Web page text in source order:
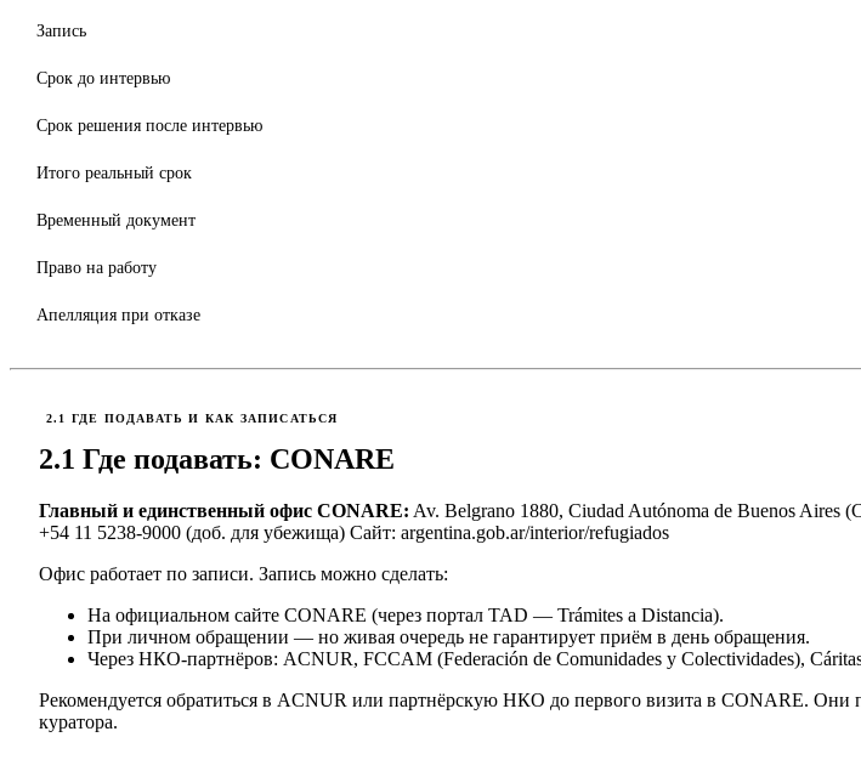
Запись
Срок до интервью
Срок решения после интервью
Итого реальный срок
Временный документ
Право на работу
Апелляция при отказе
2.1 ГДЕ ПОДАВАТЬ И КАК ЗАПИСАТЬСЯ
2.1 Где подавать: CONARE
Главный и единственный офис CONARE: Av. Belgrano 1880, Ciudad Autónoma de Buenos
+54 11 5238-9000 (доб. для убежища) Сайт: argentina.gob.ar/interior/refugiados
Офис работает по записи. Запись можно сделать:
На официальном сайте CONARE (через портал TAD — Trámites a Distancia).
При личном обращении — но живая очередь не гарантирует приём в день обращения.
Через НКО-партнёров: ACNUR, FCCAM (Federación de Comunidades y Colectividades),
Рекомендуется обратиться в ACNUR или партнёрскую НКО до первого визита в CONARE. Они
куратора.